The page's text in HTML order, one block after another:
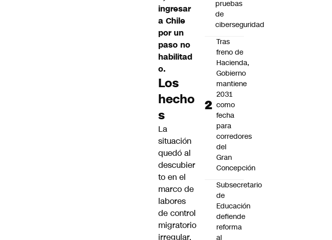
ingresar
a Chile
por un
paso no
habilitad
o.
Los
hecho
s
La
situación
quedó al
descubier
to en el
marco de
labores
de control
migratorio
irregular,
pruebas
de
ciberseguridad
Tras
freno de
Hacienda,
Gobierno
mantiene
2031
como
fecha
para
corredores
del
Gran
Concepción
Subsecretario
de
Educación
defiende
reforma
al